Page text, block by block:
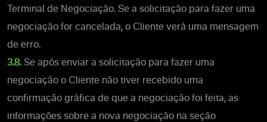
Terminal de Negociação. Se a solicitação para fazer uma
negociação for cancelada, o Cliente verá uma mensagem
de erro.
3.8. Se após enviar a solicitação para fazer uma
negociação o Cliente não tiver recebido uma
confirmação gráfica de que a negociação foi feita, as
informações sobre a nova negociação na seção